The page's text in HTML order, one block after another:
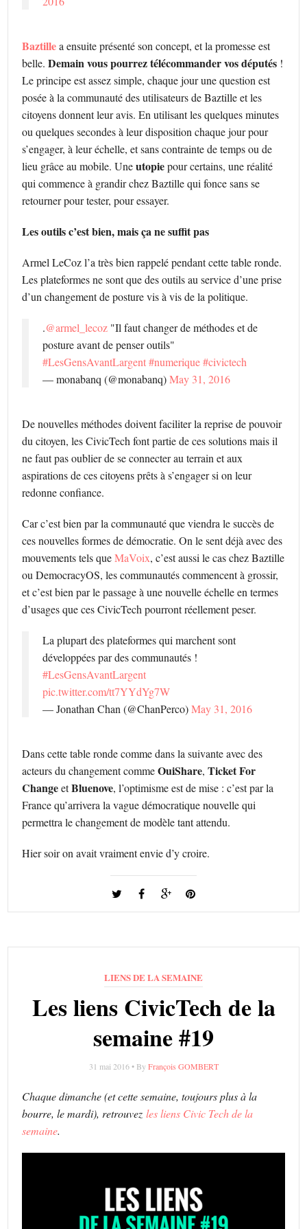
Baztillea ensuite présenté son concept, et la promesse est
belle.Demain vous pourrez télécommander vos députés !
Le principe est assez simple, chaque jour une question est
posée à la communauté des utilisateurs de Baztille et les
citoyens donnent leur avis. En utilisant les quelques minutes
ou quelques secondes à leur disposition chaque jour pour
s’engager, à leur échelle, et sans contrainte de temps ou de
lieu grâce au mobile. Uneutopiepour certains, une réalité
qui commence à grandir chez Baztille qui fonce sans se
retourner pour tester, pour essayer.
Les outils c’est bien, mais ça ne suffit pas
Armel LeCoz l’a très bien rappelé pendant cette table ronde.
Les plateformes ne sont que des outils au service d’une prise
d’un changement de posture vis à vis de la politique.
.@armel_lecoz "Il faut changer de méthodes et de
posture avant de penser outils"
#LesGensAvantLargent #numerique #civictech
— monabanq (@monabanq)May 31, 2016
De nouvelles méthodes doivent faciliter la reprise de pouvoir
du citoyen, les CivicTech font partie de ces solutions mais il
ne faut pas oublier de se connecter au terrain et aux
aspirations de ces citoyens prêts à s’engager si on leur
redonne confiance.
Car c’est bien par la communauté que viendra le succès de
ces nouvelles formes de démocratie. On le sent déjà avec des
mouvements tels queMaVoix, c’est aussi le cas chez Baztille
ou DemocracyOS, les communautés commencent à grossir,
et c’est bien par le passage à une nouvelle échelle en termes
d’usages que ces CivicTech pourront réellement peser.
La plupart des plateformes qui marchent sont
développées par des communautés !
#LesGensAvantLargent
pic.twitter.com/tt7YYdYg7W
— Jonathan Chan (@ChanPerco)May 31, 2016
Dans cette table ronde comme dans la suivante avec des
acteurs du changement commeOuiShare,Ticket For
ChangeetBluenove, l’optimisme est de mise : c’est par la
France qu’arrivera la vague démocratique nouvelle qui
permettra le changement de modèle tant attendu.
Hier soir on avait vraiment envie d’y croire.
LIENS DE LA SEMAINE
Les liens CivicTech de la
semaine #19
31 mai 2016 • By François GOMBERT
Chaque dimanche (et cette semaine, toujours plus à la
bourre, le mardi), retrouvezles liens Civic Tech de la
semaine.